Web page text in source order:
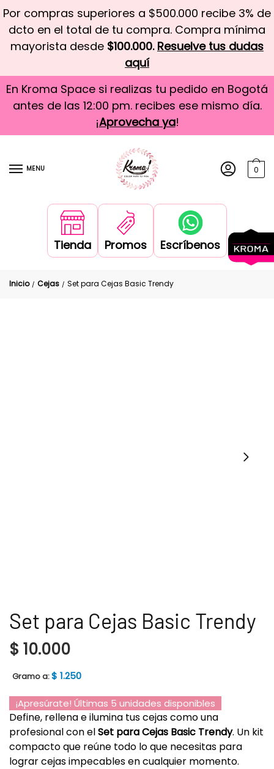
Por compras superiores a $500.000 recibe 3% de
dcto en el total de tu compra. Compra mínima
mayorista desde $100.000. Resuelve tus dudas
aquí
En Kroma Space si realizas tu pedido en Bogotá
antes de las 12:00 pm. recibes ese mismo día.
¡Aprovecha ya!
MENU 0
Tienda Promos Escríbenos
Inicio / Cejas / Set para Cejas Basic Trendy
Set para Cejas Basic Trendy
$ 10.000
Gramo a:$ 1.250
¡Apresúrate! Últimas 5 unidades disponibles
Define, rellena e ilumina tus cejas como una
profesional con elSet para Cejas Basic Trendy. Un kit
compacto que reúne todo lo que necesitas para
lograr cejas impecables en cualquier momento.